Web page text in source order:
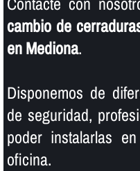
cambio de
en Mediona.
Disponemos de
de seguridad,
poder instalarlas
oficina.